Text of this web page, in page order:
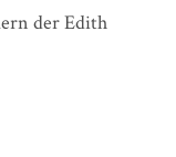
der Edith